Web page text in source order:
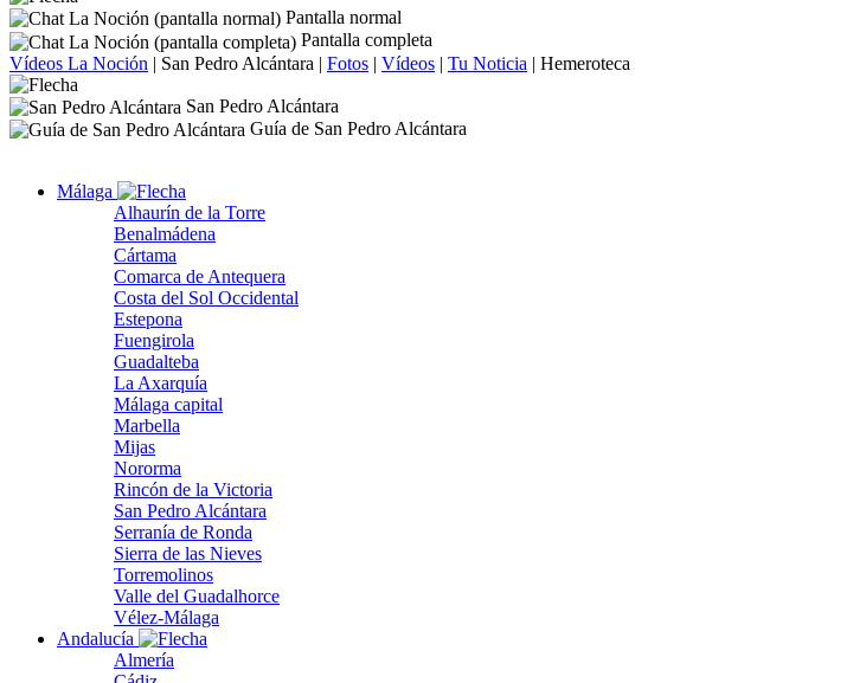
Pantalla normal
Pantalla completa
Vídeos La Noción | San Pedro Alcántara | Fotos | Vídeos | Tu Noticia | Hemeroteca
San Pedro Alcántara
Guía de San Pedro Alcántara
Málaga
Alhaurín de la Torre
Benalmádena
Cártama
Comarca de Antequera
Costa del Sol Occidental
Estepona
Fuengirola
Guadalteba
La Axarquía
Málaga capital
Marbella
Mijas
Nororma
Rincón de la Victoria
San Pedro Alcántara
Serranía de Ronda
Sierra de las Nieves
Torremolinos
Valle del Guadalhorce
Vélez-Málaga
Andalucía
Almería